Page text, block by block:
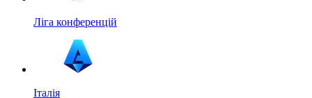
Ліга конференцій
Італія